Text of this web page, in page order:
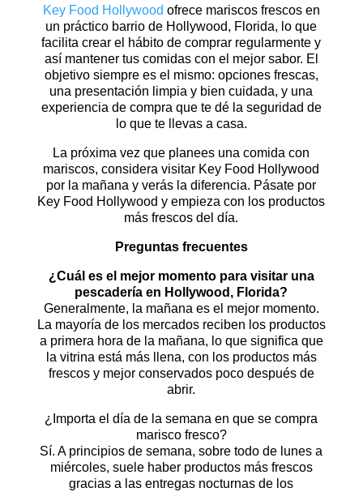
Key Food Hollywood ofrece mariscos frescos en
un práctico barrio de Hollywood, Florida, lo que
facilita crear el hábito de comprar regularmente y
así mantener tus comidas con el mejor sabor. El
objetivo siempre es el mismo: opciones frescas,
una presentación limpia y bien cuidada, y una
experiencia de compra que te dé la seguridad de
lo que te llevas a casa.
La próxima vez que planees una comida con
mariscos, considera visitar Key Food Hollywood
por la mañana y verás la diferencia. Pásate por
Key Food Hollywood y empieza con los productos
más frescos del día.
Preguntas frecuentes
¿Cuál es el mejor momento para visitar una
pescadería en Hollywood, Florida?
Generalmente, la mañana es el mejor momento.
La mayoría de los mercados reciben los productos
a primera hora de la mañana, lo que significa que
la vitrina está más llena, con los productos más
frescos y mejor conservados poco después de
abrir.
¿Importa el día de la semana en que se compra
marisco fresco?
Sí. A principios de semana, sobre todo de lunes a
miércoles, suele haber productos más frescos
gracias a las entregas nocturnas de los